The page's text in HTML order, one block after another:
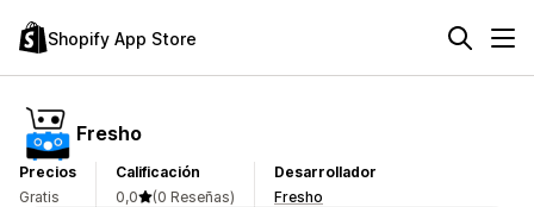
Shopify App Store
Fresho
Precios
Gratis
Calificación
0,0
(0 Reseñas)
Desarrollador
Fresho